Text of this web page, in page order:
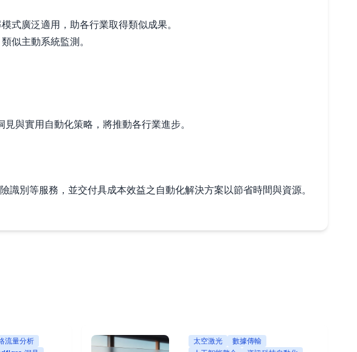
式廣泛適用，助各行業取得類似成果。
似主動系統監測。
與實用自動化策略，將推動各行業進步。
別等服務，並交付具成本效益之自動化解決方案以節省時間與資源。
流量分析
太空激光
數據傳輸